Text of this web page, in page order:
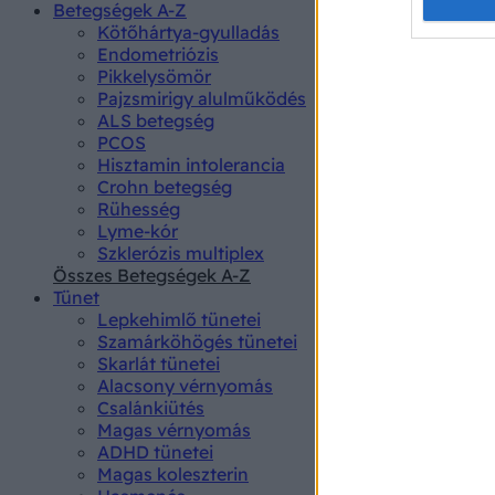
Betegségek A-Z
Kötőhártya-gyulladás
Endometriózis
Pikkelysömör
Pajzsmirigy alulműködés
ALS betegség
PCOS
Hisztamin intolerancia
Crohn betegség
Rühesség
Lyme-kór
Szklerózis multiplex
Összes Betegségek A-Z
Tünet
Lepkehimlő tünetei
Szamárköhögés tünetei
Skarlát tünetei
Alacsony vérnyomás
Csalánkiütés
Magas vérnyomás
ADHD tünetei
Magas koleszterin